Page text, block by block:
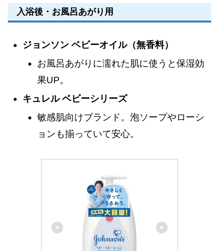
入浴後・お風呂あがり用
ジョンソン ベビーオイル（無香料）
お風呂あがりに濡れた肌に使うと保湿効
果UP。
キュレル ベビーシリーズ
敏感肌向けブランド。泡ソープやローシ
ョンも揃っていて安心。